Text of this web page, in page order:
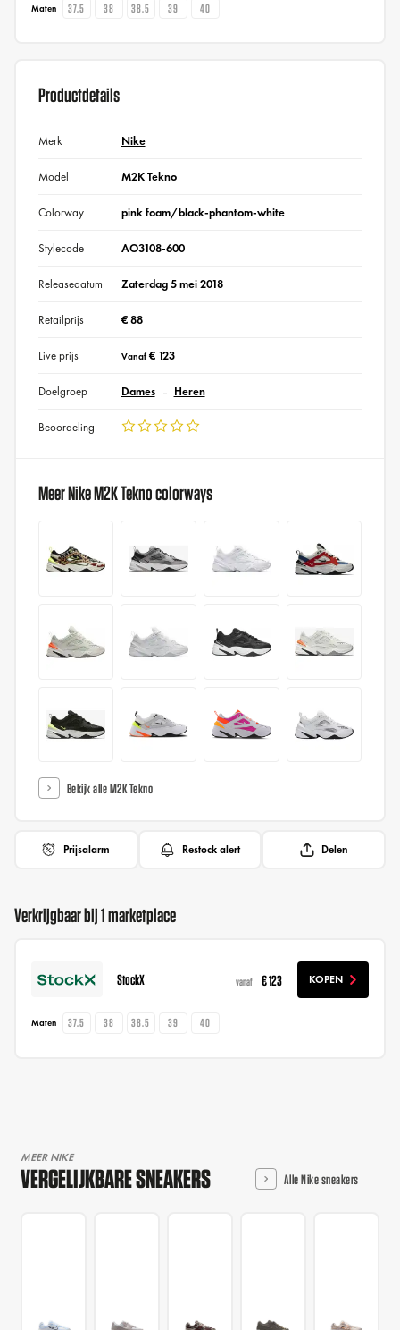
Maten 37.5 38 38.5 39 40
Productdetails
Merk Nike
Model M2K Tekno
Colorway pink foam/black-phantom-white
Stylecode AO3108-600
Releasedatum Zaterdag 5 mei 2018
Retailprijs € 88
Live prijs Vanaf€ 123
Doelgroep Dames Heren
Beoordeling
Meer Nike M2K Tekno colorways
Bekijk alle M2K Tekno
Prijsalarm Restock alert Delen
Verkrijgbaar bij 1 marketplace
StockX vanaf € 123 KOPEN
Maten 37.5 38 38.5 39 40
MEER NIKE
VERGELIJKBARE SNEAKERS Alle Nike sneakers